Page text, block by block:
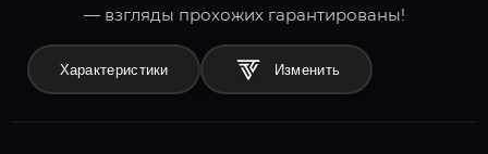
— взгляды прохожих гарантированы!
Характеристики